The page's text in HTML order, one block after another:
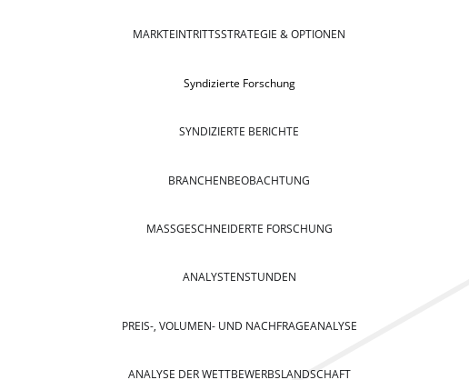
MARKTEINTRITTSSTRATEGIE & OPTIONEN
Syndizierte Forschung
SYNDIZIERTE BERICHTE
BRANCHENBEOBACHTUNG
MASSGESCHNEIDERTE FORSCHUNG
ANALYSTENSTUNDEN
PREIS-, VOLUMEN- UND NACHFRAGEANALYSE
ANALYSE DER WETTBEWERBSLANDSCHAFT